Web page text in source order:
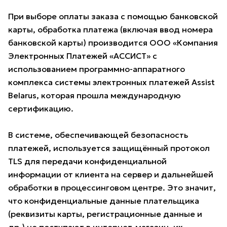
При выборе оплаты заказа с помощью банковской
карты, обработка платежа (включая ввод номера
банковской карты) производится ООО «Компания
Электронных Платежей «АССИСТ» с
использованием программно-аппаратного
комплекса системы электронных платежей Assist
Belarus, которая прошла международную
сертификацию.
В системе, обеспечивающей безопасность
платежей, используется защищённый протокол
TLS для передачи конфиденциальной
информации от клиента на сервер и дальнейшей
обработки в процессинговом центре. Это значит,
что конфиденциальные данные плательщика
(реквизиты карты, регистрационные данные и